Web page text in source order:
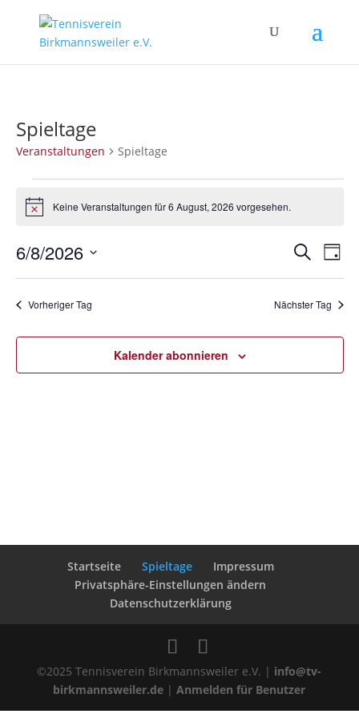
Spieltage
Veranstaltungen Spieltage
Veranstaltungen
für
August,
2026
HinweisKeine Veranstaltungen für 6 August, 2026 vorgesehen.
Suche
SucheTag
6/8/2026
Vorheriger Tag Nächster Tag
Kalender abonnieren
Startseite Spieltage
Impressum
Privatsphäre-Einstellungen ändern
Datenschutzerklärung
©2025 Tennisverein Birkmannsweiler e.V. | info@tv-
birkmannsweiler.de |Anmelden für Benutzer